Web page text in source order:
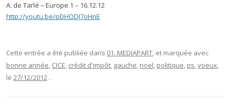
A. de Tarlé – Europe 1 – 16.12.12
http://youtu.be/pDHODJ7oHnE
Cette entrée a été publiée dans 01. MEDIAPART, et marquée avec
bonne année, CICE, crédit d'impôt, gauche, noel, politique, ps,voeux,
le 27/12/2012 .